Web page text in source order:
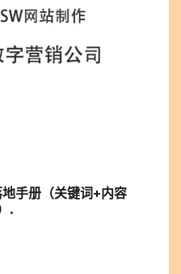
手册（关键词+内容
.